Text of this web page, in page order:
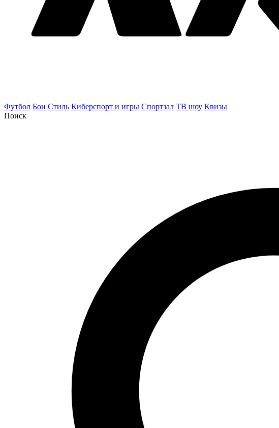
Футбол Бои Стиль Киберспорт и игры Спортзал ТВ шоу Квизы
Поиск